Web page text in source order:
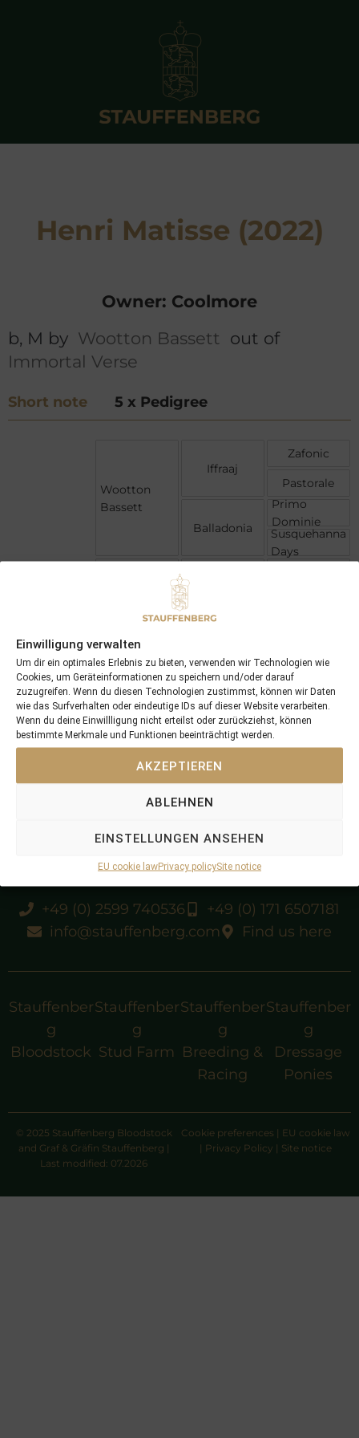
Einwilligung verwalten
Um dir ein optimales Erlebnis zu bieten, verwenden wir Technologien wie
Cookies, um Geräteinformationen zu speichern und/oder darauf
zuzugreifen. Wenn du diesen Technologien zustimmst, können wir Daten
wie das Surfverhalten oder eindeutige IDs auf dieser Website verarbeiten.
Wenn du deine Einwillligung nicht erteilst oder zurückziehst, können
bestimmte Merkmale und Funktionen beeinträchtigt werden.
AKZEPTIEREN
ABLEHNEN
EINSTELLUNGEN ANSEHEN
EU cookie lawPrivacy policySite notice
Henri Matisse (2022)
Owner: Coolmore
b, M by Wootton Bassett out of
Immortal Verse
Short note 5 x Pedigree
Wootton
Bassett
Iffraaj
Balladonia
Paradise
Zafonic
Pastorale
Primo
Dominie
Susquehanna
Days
Mill Princess
+49 (0) 2599 740536
+49 (0) 171 6507181
info@stauffenberg.com
Find us here
Stauffenber
g
Bloodstock
Stauffenber
g
Stud Farm
Stauffenber
g
Breeding &
Racing
Stauffenber
g
Dressage
Ponies
© 2025 Stauffenberg Bloodstock
and Graf & Gräfin Stauffenberg |
Last modified: 07.2026
Cookie preferences | EU cookie law
| Privacy Policy | Site notice